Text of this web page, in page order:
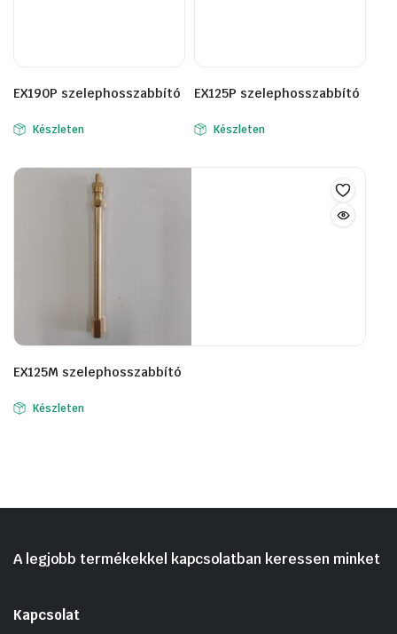
EX190P szelephosszabbító
Készleten
EX125P szelephosszabbító
Készleten
EX125M szelephosszabbító
Készleten
A legjobb termékekkel kapcsolatban keressen minket
Kapcsolat